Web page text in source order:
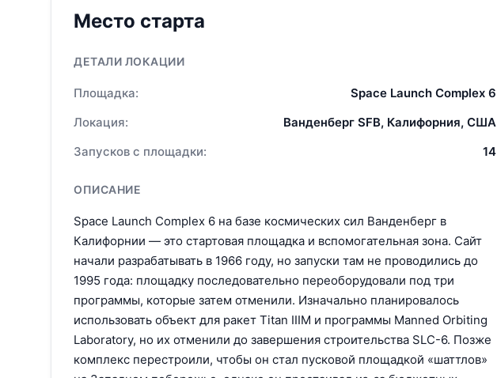
Место старта
ДЕТАЛИ ЛОКАЦИИ
Площадка:
Space Launch Complex 6
Локация:
Ванденберг SFB, Калифорния, США
Запусков с площадки:
14
ОПИСАНИЕ
Space Launch Complex 6 на базе космических сил Ванденберг в
Калифорнии — это стартовая площадка и вспомогательная зона. Сайт
начали разрабатывать в 1966 году, но запуски там не проводились до
1995 года: площадку последовательно переоборудовали под три
программы, которые затем отменили. Изначально планировалось
использовать объект для ракет Titan IIIM и программы Manned Orbiting
Laboratory, но их отменили до завершения строительства SLC-6. Позже
комплекс перестроили, чтобы он стал пусковой площадкой «шаттлов»